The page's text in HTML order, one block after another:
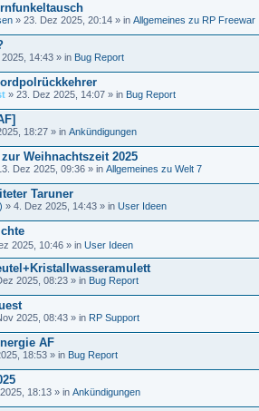
» 23. Dez 2025, 20:14 » in Allgemeines zu RP Freewar
14:43 » in Bug Report
» 23. Dez 2025, 14:07 » in Bug Report
18:27 » in Ankündigungen
Weihnachtszeit 2025
Dez 2025, 09:36 » in Allgemeines zu Welt 7
Taruner
» 4. Dez 2025, 14:43 » in User Ideen
2025, 10:46 » in User Ideen
2025, 08:23 » in Bug Report
2025, 08:43 » in RP Support
AF
18:53 » in Bug Report
18:13 » in Ankündigungen